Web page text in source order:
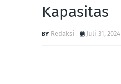
Kapasitas
Redaksi Juli 31, 2024